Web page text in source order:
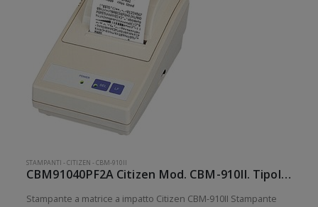
STAMPANTI -CITIZEN -CBM-910II
CBM91040PF2A Citizen Mod. CBM-910II. Tipologia: Desktop.
Stampante a matrice a impatto Citizen CBM-910II Stampante